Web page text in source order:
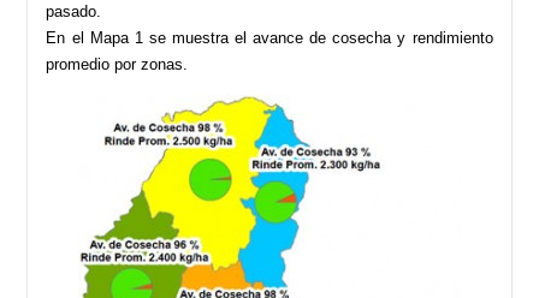
pasado.
En el Mapa 1 se muestra el avance de cosecha y rendimiento
promedio por zonas.